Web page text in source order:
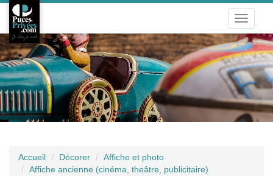
Toggle
Accueil Décorer
Affiche et photo
Affiche ancienne (cinéma, theâtre, publicitaire)